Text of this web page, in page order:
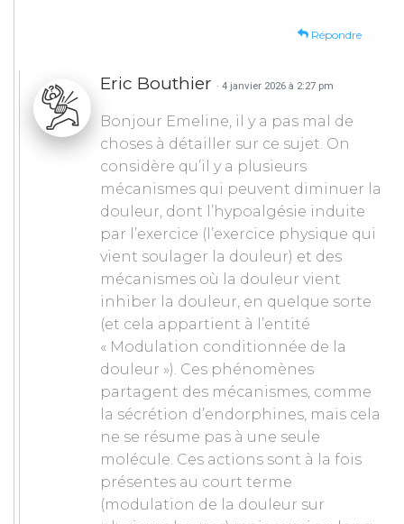
Répondre
Eric Bouthier · 4 janvier 2026 à 2:27 pm
Bonjour Emeline, il y a pas mal de
choses à détailler sur ce sujet. On
considère qu’il y a plusieurs
mécanismes qui peuvent diminuer la
douleur, dont l’hypoalgésie induite
par l’exercice (l’exercice physique qui
vient soulager la douleur) et des
mécanismes où la douleur vient
inhiber la douleur, en quelque sorte
(et cela appartient à l’entité
« Modulation conditionnée de la
douleur »). Ces phénomènes
partagent des mécanismes, comme
la sécrétion d’endorphines, mais cela
ne se résume pas à une seule
molécule. Ces actions sont à la fois
présentes au court terme
(modulation de la douleur sur